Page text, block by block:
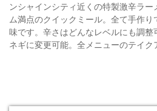
ンシャインシティ近くの特製激辛ラ
ム満点のクイックミール。全て手作
味です。辛さはどんなレベルにも調整
ネギに変更可能。全メニューのテイク